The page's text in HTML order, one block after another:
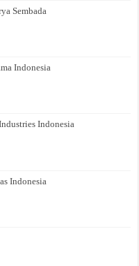
Sembada
Indonesia
Indonesia
Indonesia